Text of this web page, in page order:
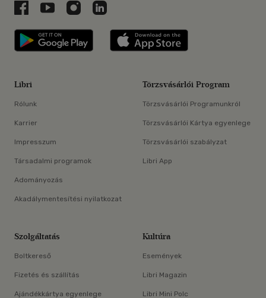
Libri a Facebookon
Libri a Youtube-on
Libri az Instagramon
Libri a LinkedInen
Libri applikáció Szerezd meg: Google
Libri
Rólunk
Karrier
Impresszum
Társadalmi programok
Adományozás
Akadálymentesítési nyilatkozat
Törzsvásárlói Program
Törzsvásárlói Programunkról
Törzsvásárlói Kártya egyenlege
Törzsvásárlói szabályzat
Libri App
Szolgáltatás
Boltkereső
Fizetés és szállítás
Ajándékkártya egyenlege
Kultúra
Események
Libri Magazin
Libri Mini Polc